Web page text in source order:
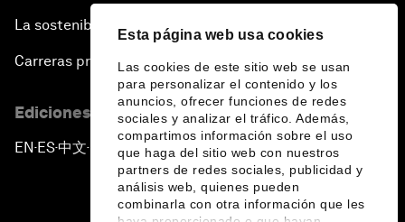
Esta página web usa cookies
Las cookies de este sitio web se usan
para personalizar el contenido y los
anuncios, ofrecer funciones de redes
sociales y analizar el tráfico. Además,
compartimos información sobre el uso
que haga del sitio web con nuestros
partners de redes sociales, publicidad y
análisis web, quienes pueden
combinarla con otra información que les
La sostenibilidad en el Foro
Carreras profesionales
Ediciones en otros idiomas
EN ▪ES▪中文▪ 日本語